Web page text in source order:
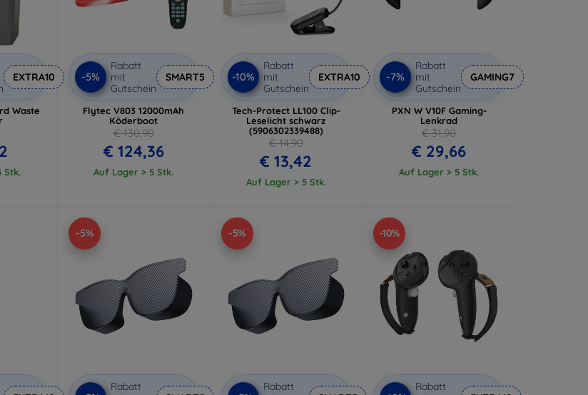
EXTRA10
Waste
Stk.
-5%
Rabatt
mit
Gutschein
SMART5
Flytec V803 12000mAh
Köderboot
€ 130,90
€ 124,36
Auf Lager > 5 Stk.
-10%
Rabatt
mit
Gutschein
EXTRA10
Tech-Protect LL100 Clip-
Leselicht schwarz
(5906302339488)
€ 14,90
€ 13,42
Auf Lager > 5 Stk.
-7%
Rabatt
mit
Gutschein
GAMING7
PXN W V10F Gaming-
Lenkrad
€ 31,90
€ 29,66
Auf Lager > 5 Stk.
-5%
Rabatt
-5%
Rabatt
-10%
Rabatt